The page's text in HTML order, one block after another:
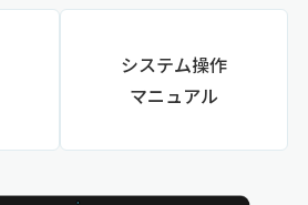
システム操作
マニュアル